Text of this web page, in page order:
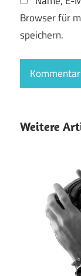
Browser für
speichern.
Weitere